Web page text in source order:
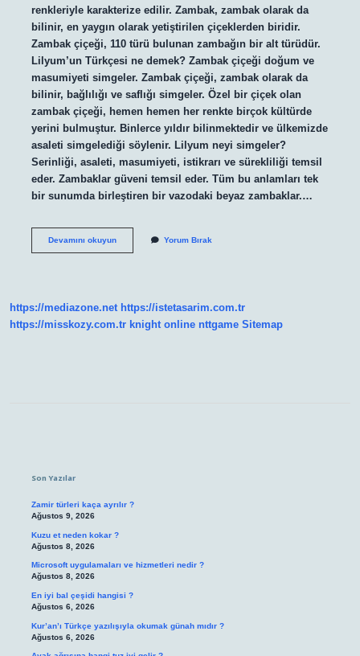
renkleriyle karakterize edilir. Zambak, zambak olarak da
bilinir, en yaygın olarak yetiştirilen çiçeklerden biridir.
Zambak çiçeği, 110 türü bulunan zambağın bir alt türüdür.
Lilyum’un Türkçesi ne demek? Zambak çiçeği doğum ve
masumiyeti simgeler. Zambak çiçeği, zambak olarak da
bilinir, bağlılığı ve saflığı simgeler. Özel bir çiçek olan
zambak çiçeği, hemen hemen her renkte birçok kültürde
yerini bulmuştur. Binlerce yıldır bilinmektedir ve ülkemizde
asaleti simgelediği söylenir. Lilyum neyi simgeler?
Serinliği, asaleti, masumiyeti, istikrarı ve sürekliliği temsil
eder. Zambaklar güveni temsil eder. Tüm bu anlamları tek
bir sunumda birleştiren bir vazodaki beyaz zambaklar.…
Devamını okuyunLilyum
Yorum Bırak
https://mediazone.net https://istetasarim.com.tr
https://misskozy.com.tr knight online nttgame Sitemap
Son Yazılar
Zamir türleri kaça ayrılır ?
Ağustos 9, 2026
Kuzu et neden kokar ?
Ağustos 8, 2026
Microsoft uygulamaları ve hizmetleri nedir ?
Ağustos 8, 2026
En iyi bal çeşidi hangisi ?
Ağustos 6, 2026
Kur’an’ı Türkçe yazılışıyla okumak günah mıdır ?
Ağustos 6, 2026